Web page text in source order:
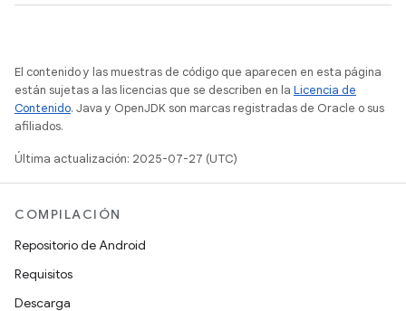
El contenido y las muestras de código que aparecen en esta página
están sujetas a las licencias que se describen en la Licencia de
Contenido. Java y OpenJDK son marcas registradas de Oracle o sus
afiliados.
Última actualización: 2025-07-27 (UTC)
COMPILACIÓN
Repositorio de Android
Requisitos
Descarga